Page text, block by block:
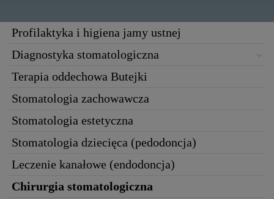
Profilaktyka i higiena jamy ustnej
Diagnostyka stomatologiczna
Terapia oddechowa Butejki
Stomatologia zachowawcza
Stomatologia estetyczna
Stomatologia dziecięca (pedodoncja)
Leczenie kanałowe (endodoncja)
Chirurgia stomatologiczna